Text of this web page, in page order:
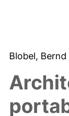
Blobel, Bernd